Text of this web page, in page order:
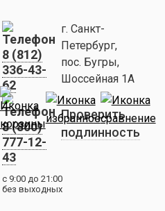
8 (812)
336-43-
62
8 (800)
777-12-
43
с 9:00 до 21:00
без выходных
г. Санкт-
Петербург,
пос. Бугры,
Шоссейная 1А
Проверить
подлинность